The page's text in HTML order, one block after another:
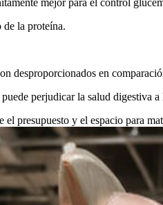
mejor para el control
de la proteína.
desproporcionados en
perjudicar la salud digestiva a
presupuesto y el espacio para